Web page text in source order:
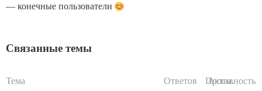
— конечные пользователи
Связанные темы
Тема Ответов Просм.
Активность